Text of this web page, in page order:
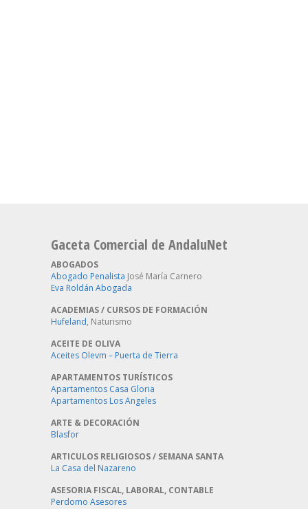
Gaceta Comercial de AndaluNet
ABOGADOS
Abogado Penalista José María Carnero
Eva Roldán Abogada
ACADEMIAS / CURSOS DE FORMACIÓN
Hufeland, Naturismo
ACEITE DE OLIVA
Aceites Olevm – Puerta de Tierra
APARTAMENTOS TURÍSTICOS
Apartamentos Casa Gloria
Apartamentos Los Angeles
ARTE & DECORACIÓN
Blasfor
ARTICULOS RELIGIOSOS / SEMANA SANTA
La Casa del Nazareno
ASESORIA FISCAL, LABORAL, CONTABLE
Perdomo Asesores